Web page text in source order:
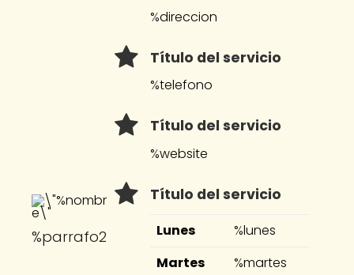
%parrafo2
%direccion
Título del servicio
%telefono
Título del servicio
%website
Título del servicio
Lunes
%lunes
Martes
%martes